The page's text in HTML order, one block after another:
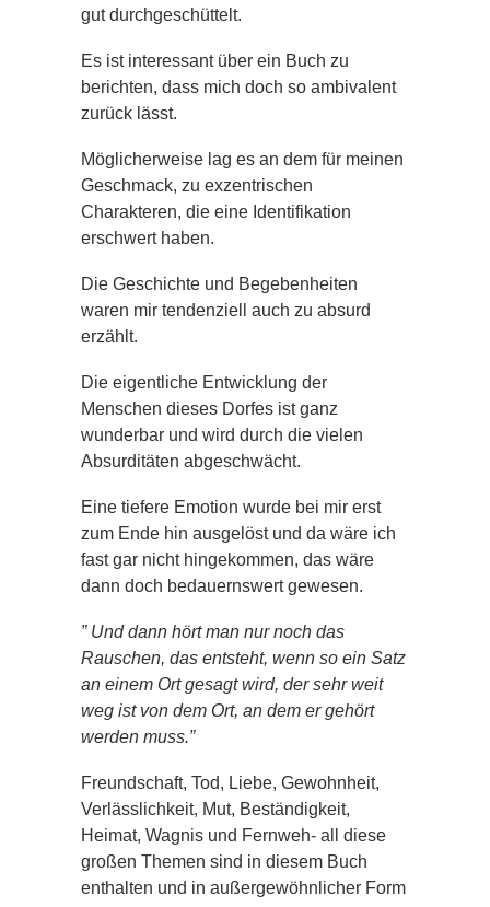
gut durchgeschüttelt.
Es ist interessant über ein Buch zu
berichten, dass mich doch so ambivalent
zurück lässt.
Möglicherweise lag es an dem für meinen
Geschmack, zu exzentrischen
Charakteren, die eine Identifikation
erschwert haben.
Die Geschichte und Begebenheiten
waren mir tendenziell auch zu absurd
erzählt.
Die eigentliche Entwicklung der
Menschen dieses Dorfes ist ganz
wunderbar und wird durch die vielen
Absurditäten abgeschwächt.
Eine tiefere Emotion wurde bei mir erst
zum Ende hin ausgelöst und da wäre ich
fast gar nicht hingekommen, das wäre
dann doch bedauernswert gewesen.
” Und dann hört man nur noch das
Rauschen, das entsteht, wenn so ein Satz
an einem Ort gesagt wird, der sehr weit
weg ist von dem Ort, an dem er gehört
werden muss.”
Freundschaft, Tod, Liebe, Gewohnheit,
Verlässlichkeit, Mut, Beständigkeit,
Heimat, Wagnis und Fernweh- all diese
großen Themen sind in diesem Buch
enthalten und in außergewöhnlicher Form